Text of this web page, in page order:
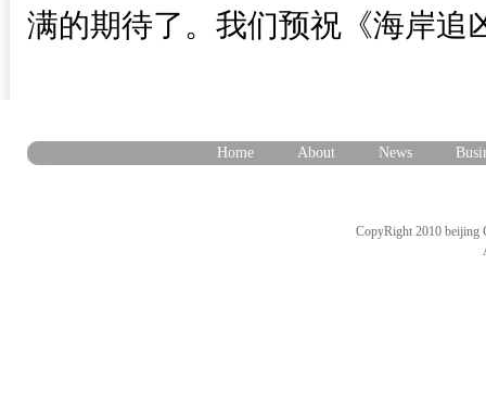
满的期待了。我们预祝《海岸追
Home About News
CopyRight 2010 beijing